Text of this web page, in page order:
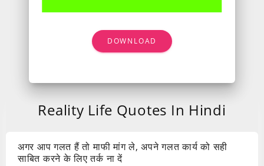
DOWNLOAD
Reality Life Quotes In Hindi
अगर आप गलत हैं तो माफी मांग ले, अपने गलत कार्य को सही
साबित करने के लिए तर्क ना दें